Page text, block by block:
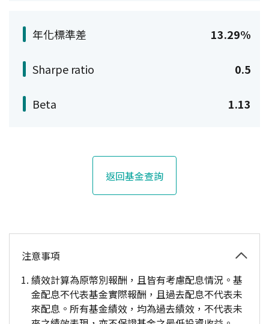
年化標準差 13.29%
Sharpe ratio 0.5
Beta 1.13
返回基金查詢
注意事項
績效計算為原幣別報酬，且皆有考慮配息情況。基
金配息不代表基金實際報酬，且過去配息不代表未
來配息。所有基金績效，均為過去績效，不代表未